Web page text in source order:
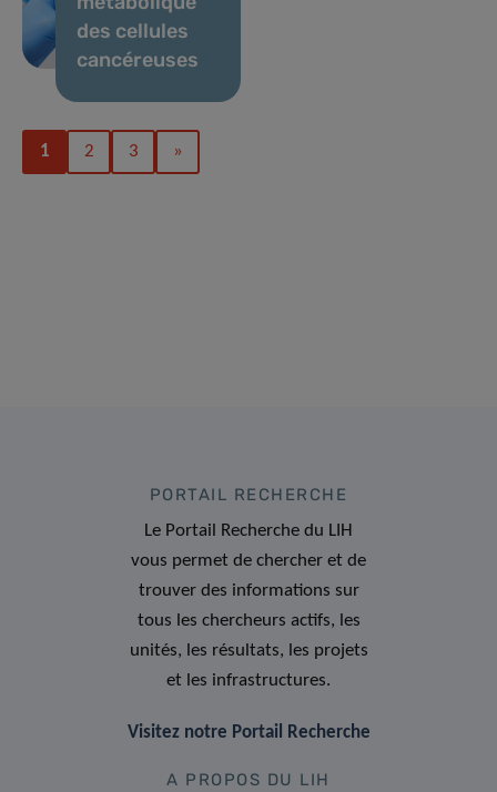
des cellules
cancéreuses
1 2 3 »
PORTAIL RECHERCHE
Le Portail Recherche du LIH
vous permet de chercher et de
trouver des informations sur
tous les chercheurs actifs, les
unités, les résultats, les projets
et les infrastructures.
Visitez notre Portail Recherche
A PROPOS DU LIH